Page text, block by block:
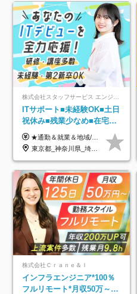
ITサポート■未経験OK■土日
祝休み■残業少なめ■在宅実
績あり■約900種類のスキル
アップ講座あり■全国募集
★通勤＆就業＆地域/住宅＆役職手当あり ★残業代は全額支給 ★選べる給与制度あり！ ■東京・神奈川・千葉・埼玉勤務の場合 月給24.5万円～55万円＋諸手当 （残業代は全額支給） (20,000円の地域/住宅手当込み) ■愛知・京都・大阪・兵庫勤務の場合 月給24万円以上＋諸手当 （残業代は全額支給） (15,000円の地域/住宅手当込み) ■茨城・栃木・群馬・静岡・三重・滋賀・広島・福岡勤務の場合 月給23.5万円以上＋諸手当 （残業代は全額支給） (10,000円の地域/住宅手当込み) ■北海道・宮城・山梨・長野・岐阜・奈良・和歌山・岡山勤務の場合 月給23万円以上＋諸手当 （残業代は全額支給） (5,000円の地域/住宅手当込み) ■その他のエリア勤務の場合 月給22.5万円以上＋諸手当 （残業代は全額支給） ※経験や能力を考慮し、当社規定により優遇します 【昇給：年一回実施】 【選べる給与制度】 ★収入を重視する方に… 「変動型人事制度」の選択も可能（派遣先からの評価に応じて収入アップ！） ※年2回のタイミングで希望者と面談の上決定します。
東京都_神奈川県_埼玉県_千葉県_大阪府_愛知県_北海道_岩手県_宮城県_山形県_福島県_茨城県_栃木県_群馬県_山梨県_長野県_富山県_石川県_静岡県_岐阜県_三重県_兵庫県_京都府_滋賀県_奈良県_広島県_岡山県_山口県_愛媛県_福岡県_熊本県_長崎県
株式会社Ｃｒａｎｅ＆Ｉ
インフラエンジニア*100％
フルリモート*月収50万～*